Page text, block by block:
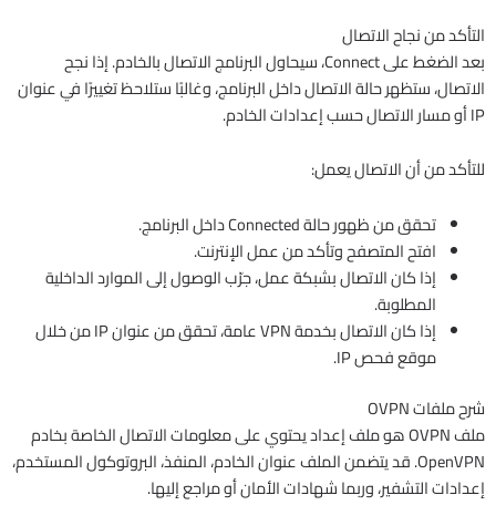
التأكد من نجاح الاتصال
بعد الضغط على Connect، سيحاول البرنامج الاتصال بالخادم. إذا نجح
الاتصال، ستظهر حالة الاتصال داخل البرنامج، وغالبًا ستلاحظ تغييرًا في عنوان
IP أو مسار الاتصال حسب إعدادات الخادم.
للتأكد من أن الاتصال يعمل:
تحقق من ظهور حالة Connected داخل البرنامج.
افتح المتصفح وتأكد من عمل الإنترنت.
إذا كان الاتصال بشبكة عمل، جرّب الوصول إلى الموارد الداخلية
المطلوبة.
إذا كان الاتصال بخدمة VPN عامة، تحقق من عنوان IP من خلال
موقع فحص IP.
شرح ملفات OVPN
ملف OVPN هو ملف إعداد يحتوي على معلومات الاتصال الخاصة بخادم
OpenVPN. قد يتضمن الملف عنوان الخادم، المنفذ، البروتوكول المستخدم،
إعدادات التشفير، وربما شهادات الأمان أو مراجع إليها.